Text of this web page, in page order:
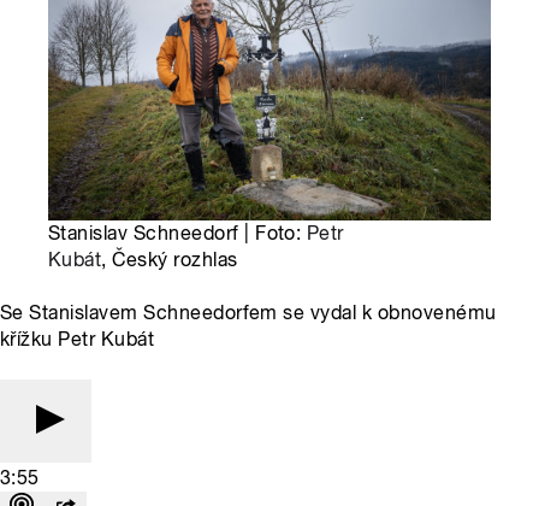
Stanislav Schneedorf | Foto: Petr
Kubát, Český rozhlas
Se Stanislavem Schneedorfem se vydal k obnovenému
křížku Petr Kubát
3:55